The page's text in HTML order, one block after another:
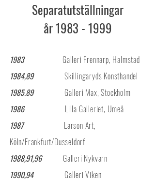
Separatutställningar
år 1983 - 1999
1983
Galleri Frennarp, Halmstad
1984,89 Skillingaryds Konsthandel
1985.89 Galleri Max, Stockholm
1986 Lilla Galleriet, Umeå
1987 Larson Art,
Köln/Frankfurt/Dusseldorf
1988,91,96 Galleri Nykvarn
1990,94 Galleri Viken